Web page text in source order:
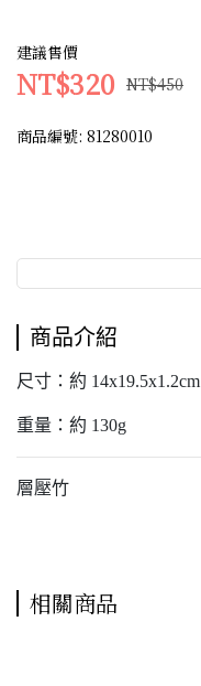
建議售價
NT$320 NT$450
商品編號: 81280010
商品介紹
尺寸：約 14x19.5x1.2cm
重量：約 130g
層壓竹
相關商品